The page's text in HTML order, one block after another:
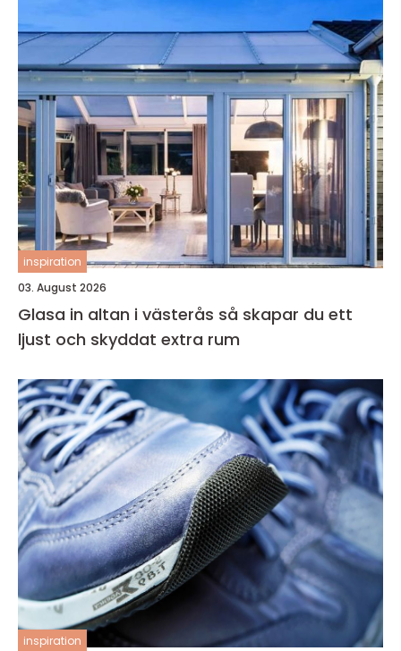
inspiration
03. August 2026
Glasa in altan i västerås så skapar du ett
ljust och skyddat extra rum
inspiration